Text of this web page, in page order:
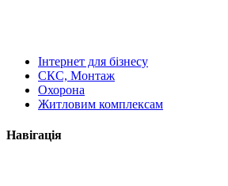
Інтернет для бізнесу
СКС, Монтаж
Охорона
Житловим комплексам
Навігація